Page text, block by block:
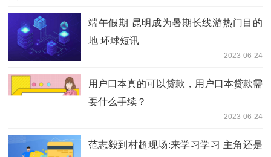
端午假期 昆明成为暑期长线游热门目的
地 环球短讯
2023-06-24
用户口本真的可以贷款，用户口本贷款需
要什么手续？
2023-06-24
范志毅到村超现场:来学习学习 主角还是